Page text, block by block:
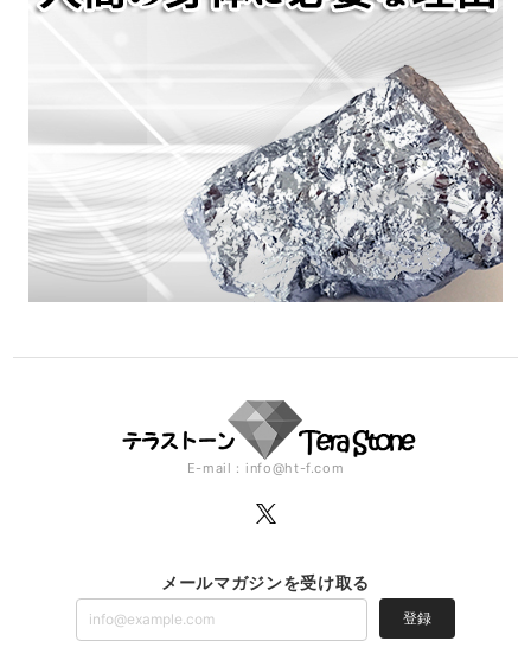
E-mail： info@ht-f.com
メールマガジンを受け取る
登録